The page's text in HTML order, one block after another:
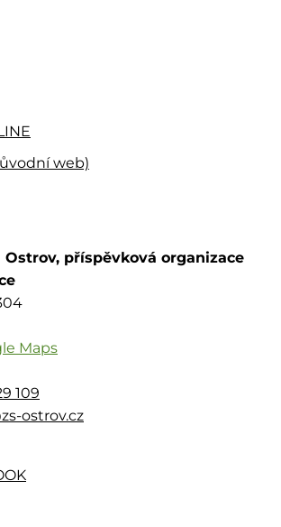
web)
příspěvková organizace
Maps
109
ostrov.cz